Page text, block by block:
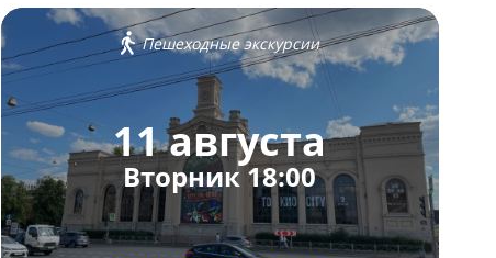
Пешеходные экскурсии
11 августа
Вторник 18:00